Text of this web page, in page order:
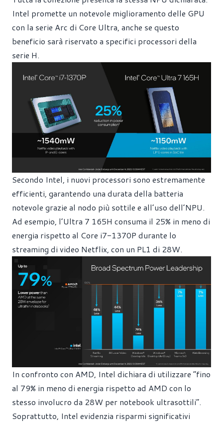
Intel promette un notevole miglioramento delle GPU
con la serie Arc di Core Ultra, anche se questo
beneficio sarà riservato a specifici processori della
serie H.
Secondo Intel, i nuovi processori sono estremamente
efficienti, garantendo una durata della batteria
notevole grazie al nodo più sottile e all’uso dell’NPU.
Ad esempio, l’Ultra 7 165H consuma il 25% in meno di
energia rispetto al Core i7-1370P durante lo
streaming di video Netflix, con un PL1 di 28W.
In confronto con AMD, Intel dichiara di utilizzare “fino
al 79% in meno di energia rispetto ad AMD con lo
stesso involucro da 28W per notebook ultrasottili”.
Soprattutto, Intel evidenzia risparmi significativi